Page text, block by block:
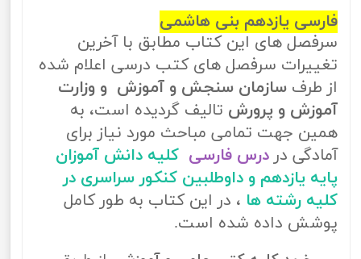
فارسی یازدهم بنی هاشمی
سرفصل های این کتاب مطابق با آخرین
تغییرات سرفصل های کتب درسی اعلام شده
از طرف سازمان سنجش و آموزش و وزارت
آموزش و پرورش تالیف گردیده است، به
همین جهت تمامی مباحث مورد نیاز برای
آمادگی در درس فارسی کلیه دانش آموزان
پایه یازدهم و داوطلبین کنکور سراسری در
کلیه رشته ها ، در این کتاب به طور کامل
پوشش داده شده است.